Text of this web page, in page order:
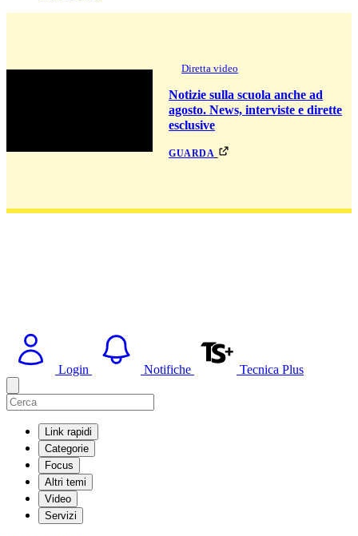
Diretta video
Notizie sulla scuola anche ad
agosto. News, interviste e dirette
esclusive
guarda
Login Notifiche Tecnica Plus
Link rapidi
Categorie
Focus
Altri temi
Video
Servizi